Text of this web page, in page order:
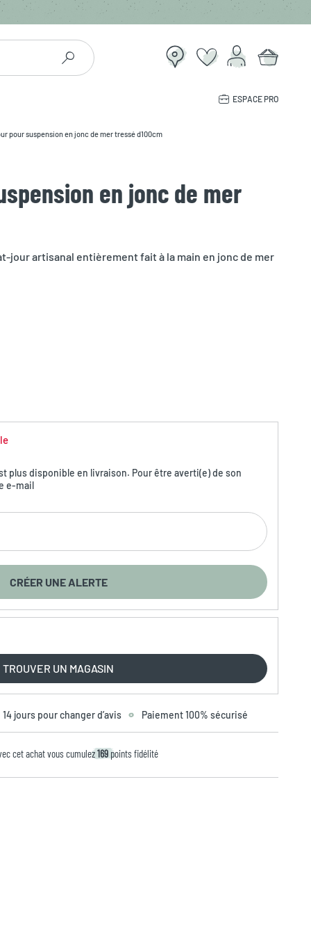
ESPACE PRO
pour suspension en jonc de mer tressé d100cm
en jonc de mer
jour artisanal entièrement fait à la main en jonc de mer
plus disponible en livraison. Pour être averti(e) de son
e-mail
CRÉER UNE ALERTE
TROUVER UN MAGASIN
14 jours pour changer d’avis Paiement 100% sécurisé
cet achat vous cumulez169 points fidélité